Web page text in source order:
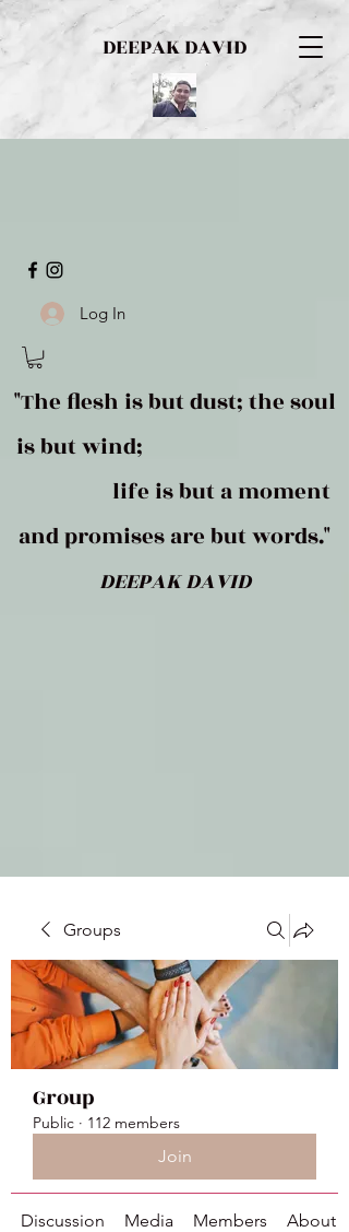
DEEPAK DAVID
Log In
"The flesh is but dust; the soul
is but wind;
life is but a moment
and promises are but words."
DEEPAK DAVID
Groups
Group
Public · 112 members
Join
Discussion Media Members About